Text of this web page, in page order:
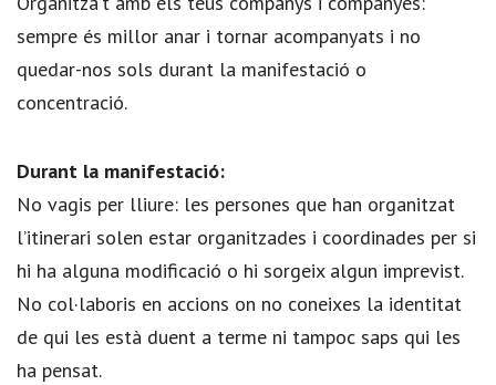
sempre és millor anar i tornar acompanyats i no
quedar-nos sols durant la manifestació o
concentració.
Durant la manifestació:
No vagis per lliure: les persones que han organitzat
l’itinerari solen estar organitzades i coordinades per si
hi ha alguna modificació o hi sorgeix algun imprevist.
No col·laboris en accions on no coneixes la identitat
de qui les està duent a terme ni tampoc saps qui les
ha pensat.